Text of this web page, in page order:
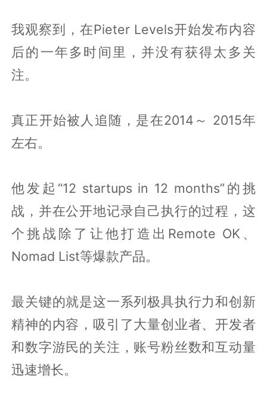
我观察到，在Pieter Levels开始发布内容
后的一年多时间里，并没有获得太多关
注。
真正开始被人追随，是在2014～ 2015年
左右。
他发起“12 startups in 12 months”的挑
战，并在公开地记录自己执行的过程，这
个挑战除了让他打造出Remote OK、
Nomad List等爆款产品。
最关键的就是这一系列极具执行力和创新
精神的内容，吸引了大量创业者、开发者
和数字游民的关注，账号粉丝数和互动量
迅速增长。